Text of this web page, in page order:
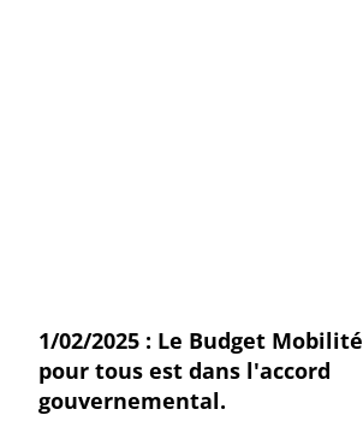
1/02/2025 : Le Budget Mobilité
pour tous est dans l'accord
gouvernemental.